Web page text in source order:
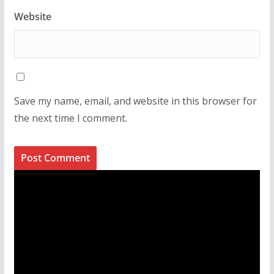
Website
Save my name, email, and website in this browser for
the next time I comment.